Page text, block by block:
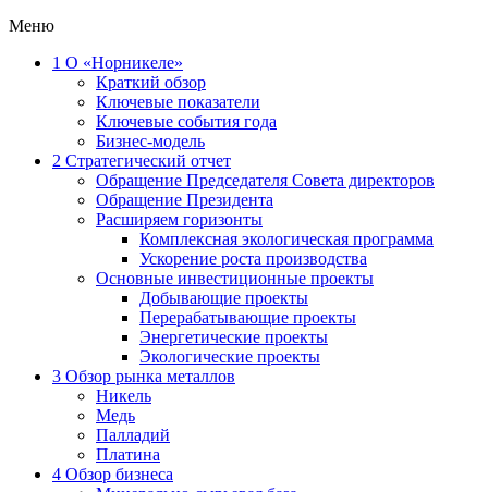
Меню
1 О «Норникеле»
Краткий обзор
Ключевые показатели
Ключевые события года
Бизнес-модель
2 Стратегический отчет
Обращение Председателя Совета директоров
Обращение Президента
Расширяем горизонты
Комплексная экологическая программа
Ускорение роста производства
Основные инвестиционные проекты
Добывающие проекты
Перерабатывающие проекты
Энергетические проекты
Экологические проекты
3 Обзор рынка металлов
Никель
Медь
Палладий
Платина
4 Обзор бизнеса